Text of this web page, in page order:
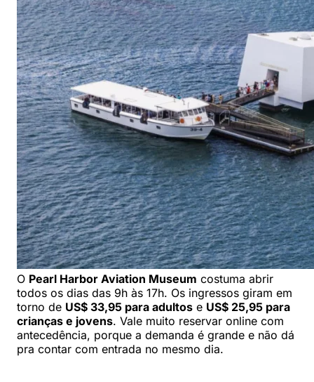
O Pearl Harbor Aviation Museum costuma abrir
todos os dias das 9h às 17h. Os ingressos giram em
torno de US$ 33,95 para adultos e US$ 25,95 para
crianças e jovens. Vale muito reservar online com
antecedência, porque a demanda é grande e não dá
pra contar com entrada no mesmo dia.